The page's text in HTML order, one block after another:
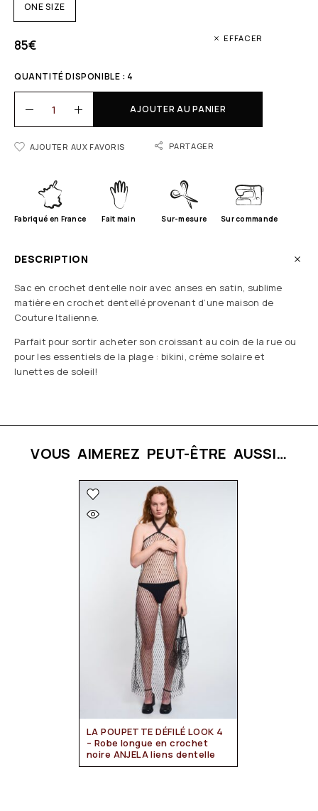
ONE SIZE
EFFACER
85€
QUANTITÉ DISPONIBLE : 4
AJOUTER AU PANIER
AJOUTER AUX FAVORIS PARTAGER
Fabriqué en France Fait main Sur-mesure Sur commande
DESCRIPTION
Sac en crochet dentelle noir avec anses en satin, sublime
matière en crochet dentellé provenant d’une maison de
Couture Italienne.
Parfait pour sortir acheter son croissant au coin de la rue ou
pour les essentiels de la plage : bikini, crème solaire et
lunettes de soleil!
VOUS AIMEREZ PEUT-ÊTRE AUSSI…
LA POUPETTE DÉFILÉ LOOK 4
– Robe longue en crochet
noire ANJELA liens dentelle